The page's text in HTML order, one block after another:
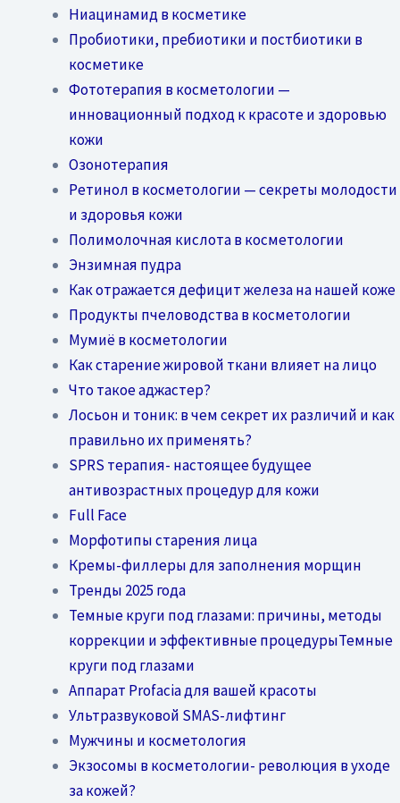
Ниацинамид в косметике
Пробиотики, пребиотики и постбиотики в
косметике
Фототерапия в косметологии —
инновационный подход к красоте и здоровью
кожи
Озонотерапия
Ретинол в косметологии — секреты молодости
и здоровья кожи
Полимолочная кислота в косметологии
Энзимная пудра
Как отражается дефицит железа на нашей коже
Продукты пчеловодства в косметологии
Мумиё в косметологии
Как старение жировой ткани влияет на лицо
Что такое аджастер?
Лосьон и тоник: в чем секрет их различий и как
правильно их применять?
SPRS терапия- настоящее будущее
антивозрастных процедур для кожи
Full Face
Морфотипы старения лица
Кремы-филлеры для заполнения морщин
Тренды 2025 года
Темные круги под глазами: причины, методы
коррекции и эффективные процедурыТемные
круги под глазами
Аппарат Profacia для вашей красоты
Ультразвуковой SMAS-лифтинг
Мужчины и косметология
Экзосомы в косметологии- революция в уходе
за кожей?